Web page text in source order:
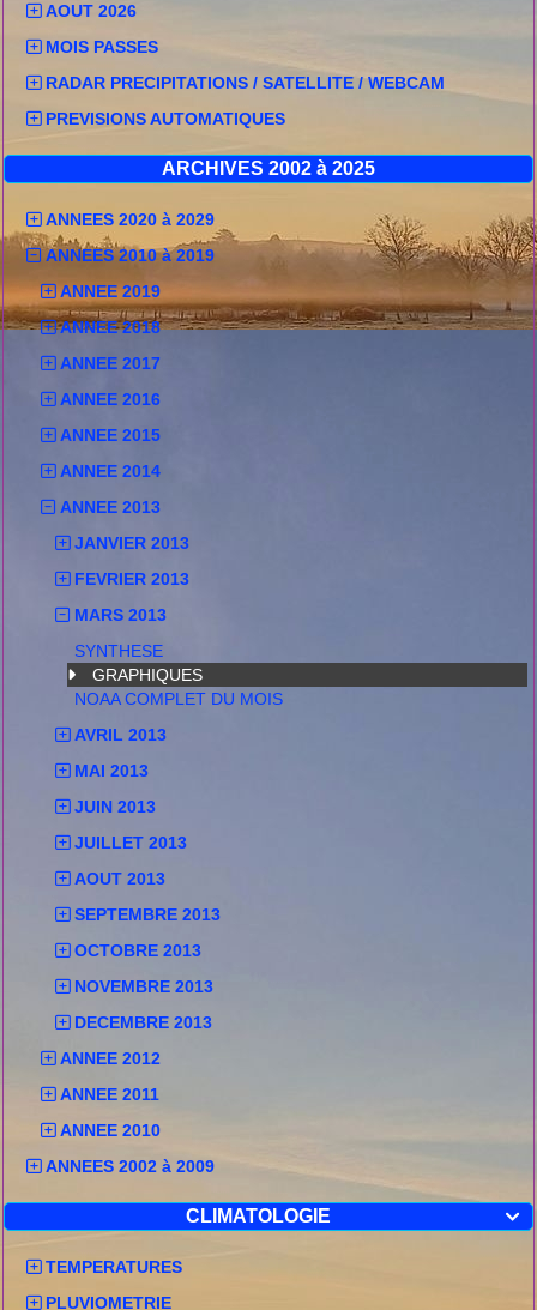
AOUT 2026
MOIS PASSES
RADAR PRECIPITATIONS / SATELLITE / WEBCAM
PREVISIONS AUTOMATIQUES
ARCHIVES 2002 à 2025
ANNEES 2020 à 2029
ANNEES 2010 à 2019
ANNEE 2019
ANNEE 2018
ANNEE 2017
ANNEE 2016
ANNEE 2015
ANNEE 2014
ANNEE 2013
JANVIER 2013
FEVRIER 2013
MARS 2013
SYNTHESE
GRAPHIQUES
NOAA COMPLET DU MOIS
AVRIL 2013
MAI 2013
JUIN 2013
JUILLET 2013
AOUT 2013
SEPTEMBRE 2013
OCTOBRE 2013
NOVEMBRE 2013
DECEMBRE 2013
ANNEE 2012
ANNEE 2011
ANNEE 2010
ANNEES 2002 à 2009

CLIMATOLOGIE
TEMPERATURES
PLUVIOMETRIE